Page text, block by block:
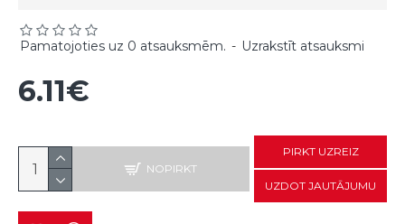
Pamatojoties uz 0 atsauksmēm. - Uzrakstīt atsauksmi
6.11€
NOPIRKT
PIRKT UZREIZ
UZDOT JAUTĀJUMU